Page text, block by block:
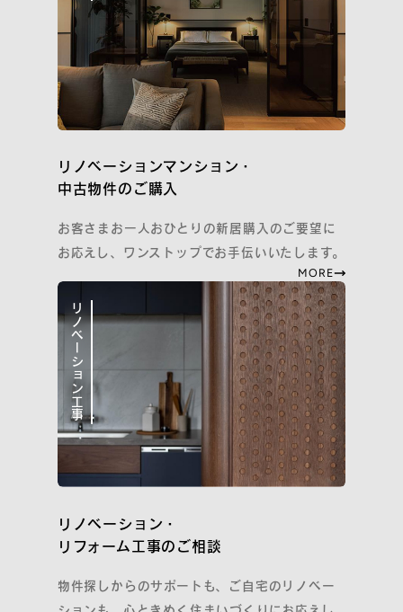
住まいのトピックス
Cookieポリシーおよび利用者情報の外部送信について
Webサイト利用規約
『コスモスイニシア友の会』会員規約
コーポレートサイト
COPYRIGHT
COSMOS INITIA CO., LTD. ALL RIGHTS RESERVED.
リノベーションマンション・
中古物件のご購入
お客さまお一人おひとりの新居購入のご要望に
お応えし、ワンストップでお手伝いいたします。
MORE
リノベーション工事
リノベーション・
リフォーム工事のご相談
物件探しからのサポートも、ご自宅のリノベー